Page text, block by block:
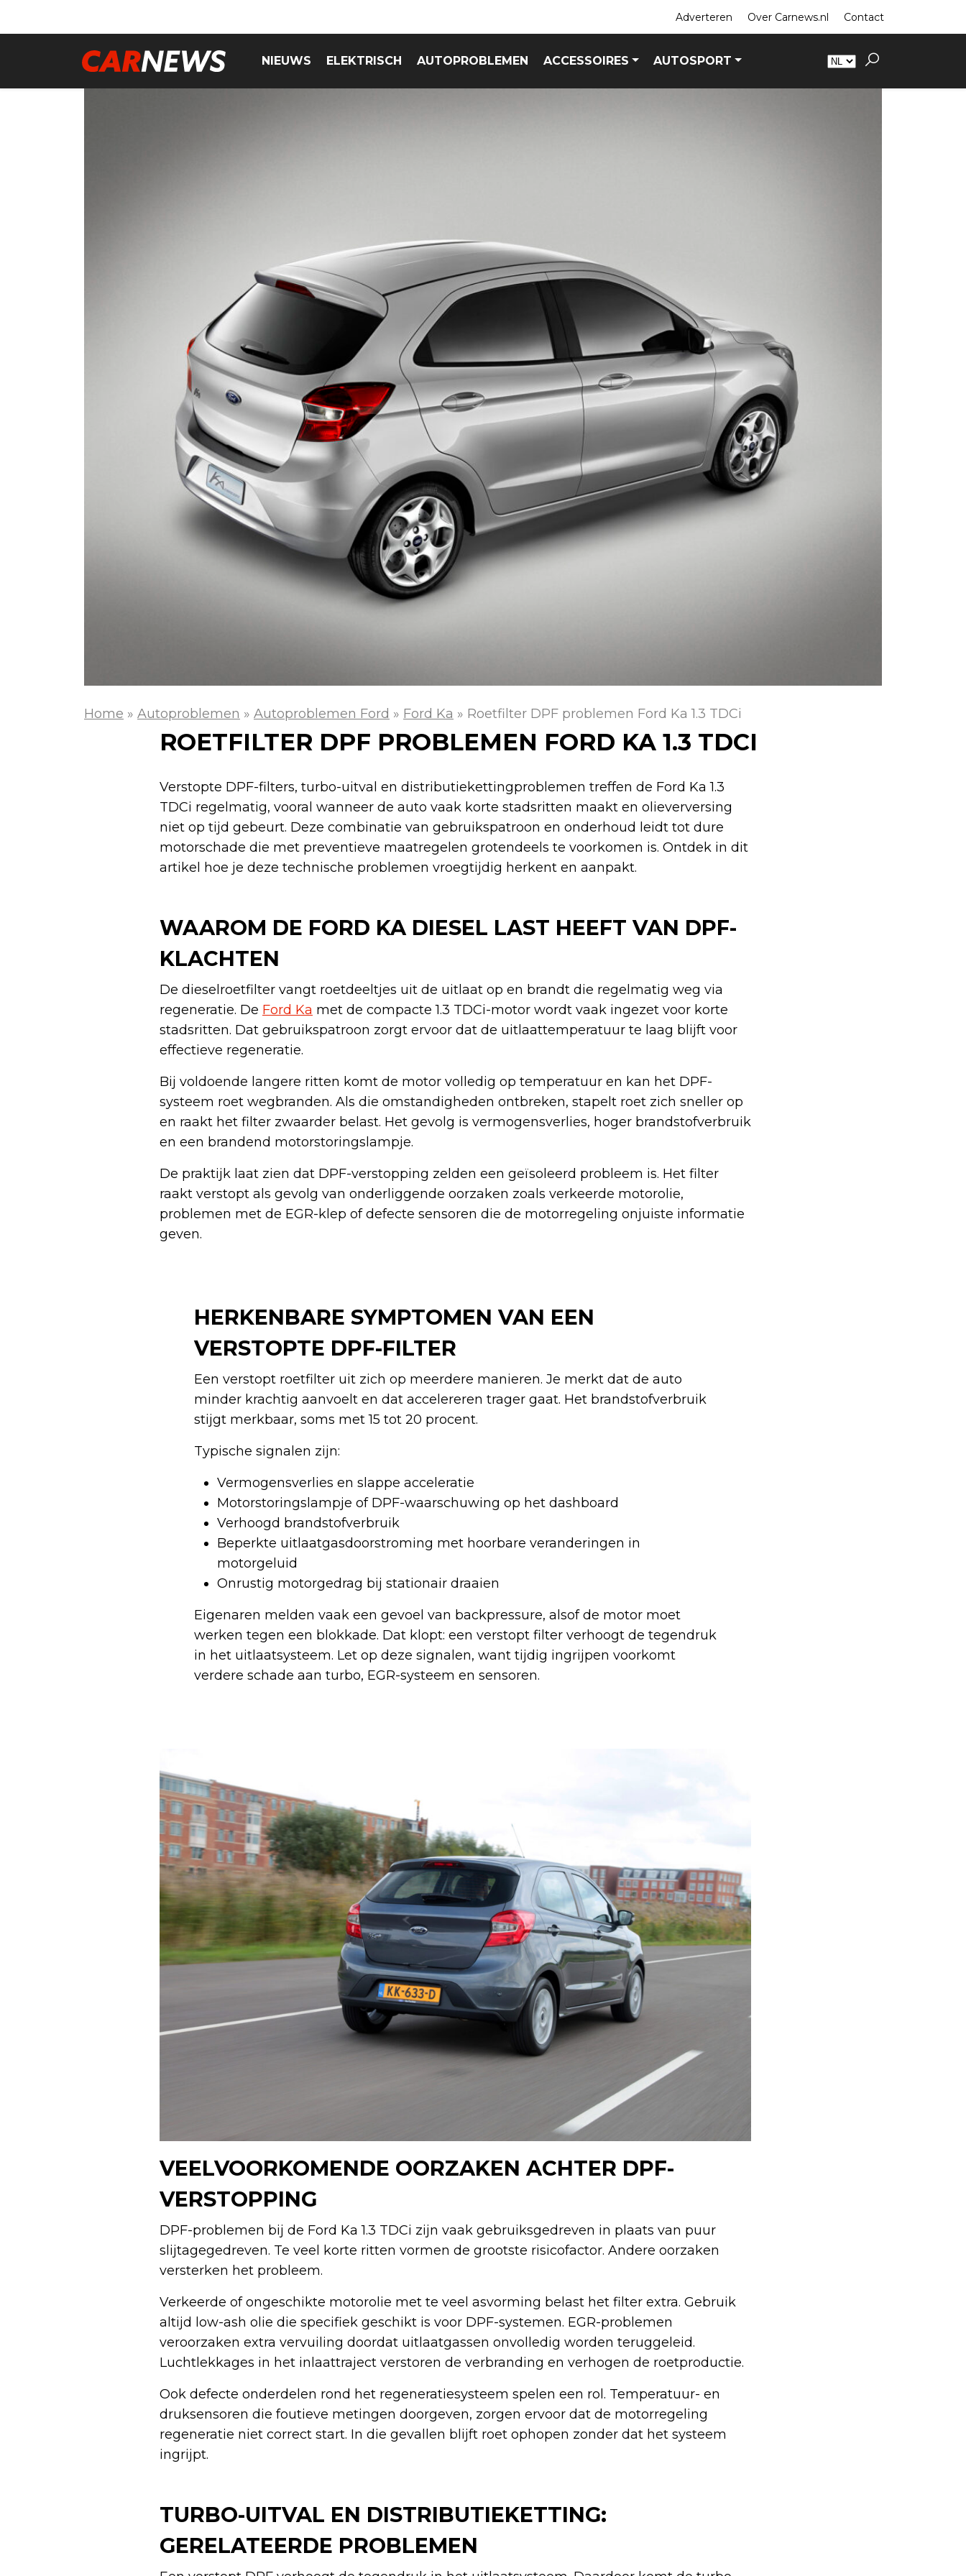
Adverteren Over Carnews.nl Contact
NIEUWS ELEKTRISCH AUTOPROBLEMEN ACCESSOIRES AUTOSPORT
Home » Autoproblemen » Autoproblemen Ford » Ford Ka » Roetfilter DPF problemen Ford Ka 1.3 TDCi
ROETFILTER DPF PROBLEMEN FORD KA 1.3 TDCI
Verstopte DPF-filters, turbo-uitval en distributiekettingproblemen treffen de Ford Ka 1.3
TDCi regelmatig, vooral wanneer de auto vaak korte stadsritten maakt en olieverversing
niet op tijd gebeurt. Deze combinatie van gebruikspatroon en onderhoud leidt tot dure
motorschade die met preventieve maatregelen grotendeels te voorkomen is. Ontdek in dit
artikel hoe je deze technische problemen vroegtijdig herkent en aanpakt.
WAAROM DE FORD KA DIESEL LAST HEEFT VAN DPF-
KLACHTEN
De dieselroetfilter vangt roetdeeltjes uit de uitlaat op en brandt die regelmatig weg via
regeneratie. De Ford Ka met de compacte 1.3 TDCi-motor wordt vaak ingezet voor korte
stadsritten. Dat gebruikspatroon zorgt ervoor dat de uitlaattemperatuur te laag blijft voor
effectieve regeneratie.
Bij voldoende langere ritten komt de motor volledig op temperatuur en kan het DPF-
systeem roet wegbranden. Als die omstandigheden ontbreken, stapelt roet zich sneller op
en raakt het filter zwaarder belast. Het gevolg is vermogensverlies, hoger brandstofverbruik
en een brandend motorstoringslampje.
De praktijk laat zien dat DPF-verstopping zelden een geïsoleerd probleem is. Het filter
raakt verstopt als gevolg van onderliggende oorzaken zoals verkeerde motorolie,
problemen met de EGR-klep of defecte sensoren die de motorregeling onjuiste informatie
geven.
HERKENBARE SYMPTOMEN VAN EEN
VERSTOPTE DPF-FILTER
Een verstopt roetfilter uit zich op meerdere manieren. Je merkt dat de auto
minder krachtig aanvoelt en dat accelereren trager gaat. Het brandstofverbruik
stijgt merkbaar, soms met 15 tot 20 procent.
Typische signalen zijn:
Vermogensverlies en slappe acceleratie
Motorstoringslampje of DPF-waarschuwing op het dashboard
Verhoogd brandstofverbruik
Beperkte uitlaatgasdoorstroming met hoorbare veranderingen in
motorgeluid
Onrustig motorgedrag bij stationair draaien
Eigenaren melden vaak een gevoel van backpressure, alsof de motor moet
werken tegen een blokkade. Dat klopt: een verstopt filter verhoogt de tegendruk
in het uitlaatsysteem. Let op deze signalen, want tijdig ingrijpen voorkomt
verdere schade aan turbo, EGR-systeem en sensoren.
VEELVOORKOMENDE OORZAKEN ACHTER DPF-
VERSTOPPING
DPF-problemen bij de Ford Ka 1.3 TDCi zijn vaak gebruiksgedreven in plaats van puur
slijtagegedreven. Te veel korte ritten vormen de grootste risicofactor. Andere oorzaken
versterken het probleem.
Verkeerde of ongeschikte motorolie met te veel asvorming belast het filter extra. Gebruik
altijd low-ash olie die specifiek geschikt is voor DPF-systemen. EGR-problemen
veroorzaken extra vervuiling doordat uitlaatgassen onvolledig worden teruggeleid.
Luchtlekkages in het inlaattraject verstoren de verbranding en verhogen de roetproductie.
Ook defecte onderdelen rond het regeneratiesysteem spelen een rol. Temperatuur- en
druksensoren die foutieve metingen doorgeven, zorgen ervoor dat de motorregeling
regeneratie niet correct start. In die gevallen blijft roet ophopen zonder dat het systeem
ingrijpt.
TURBO-UITVAL EN DISTRIBUTIEKETTING:
GERELATEERDE PROBLEMEN